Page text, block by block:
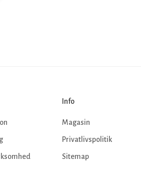
Info
Magasin
Privatlivspolitik
Sitemap